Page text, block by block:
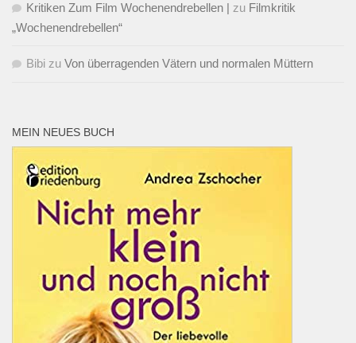
Kritiken Zum Film Wochenendrebellen | zu Filmkritik
„Wochenendrebellen“
Bibi zu Von überragenden Vätern und normalen Müttern
MEIN NEUES BUCH